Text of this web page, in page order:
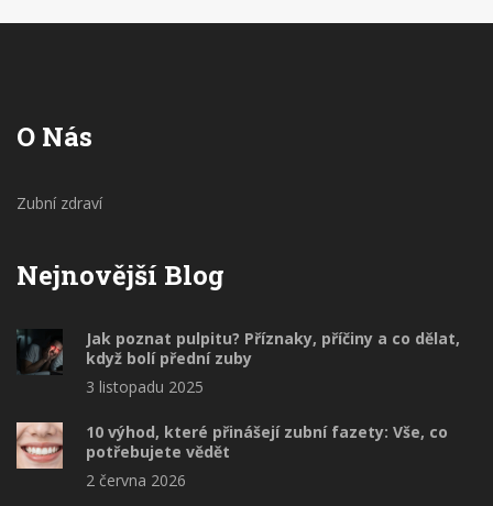
O Nás
Zubní zdraví
Nejnovější Blog
Jak poznat pulpitu? Příznaky, příčiny a co dělat,
když bolí přední zuby
3 listopadu 2025
10 výhod, které přinášejí zubní fazety: Vše, co
potřebujete vědět
2 června 2026